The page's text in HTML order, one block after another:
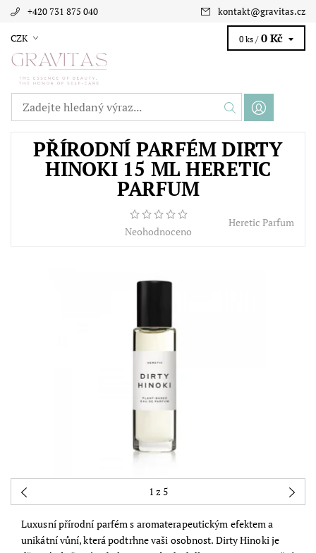
+420 731 875 040 kontakt@gravitas.cz
CZK 0 ks / 0 Kč
PŘÍRODNÍ PARFÉM DIRTY
HINOKI 15 ML HERETIC
PARFUM
Neohodnoceno
Heretic Parfum
1 z 5
Luxusní přírodní parfém s aromaterapeutickým efektem a
unikátní vůní, která podtrhne vaši osobnost. Dirty Hinoki je